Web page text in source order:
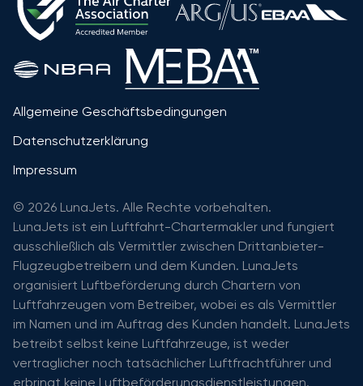
Allgemeine Geschäftsbedingungen
Datenschutzerklärung
Impressum
© 2026 LunaJets. Alle Rechte vorbehalten.
LunaJets ist ein Luftfahrt-Chartermakler und fungiert
ausschließlich als Vermittler zwischen Drittanbieter-
Flugzeugbetreibern und dem Kunden. LunaJets
organisiert Luftbeförderung durch Chartern von
Luftfahrzeugen vom Betreiber, wobei es als Vermittler
im Namen und im Auftrag des Kunden handelt. LunaJets
betreibt selbst keine Luftfahrzeuge, ist weder
vertraglicher noch tatsächlicher Luftfrachtführer und
erbringt keine Luftbeförderungsdienstleistungen.